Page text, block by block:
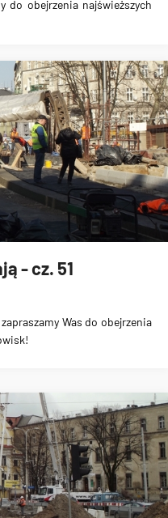
do obejrzenia najświeższych
- cz. 51
Was do obejrzenia